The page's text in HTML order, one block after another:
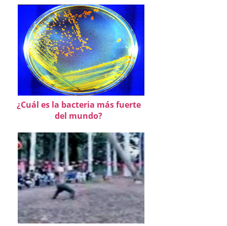
¿Cuál es la bacteria más fuerte
del mundo?